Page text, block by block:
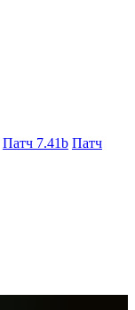
Патч 7.41b Патч